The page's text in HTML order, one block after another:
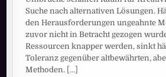
Suche nach alternativen Lösungen.
den Herausforderungen ungeahnte
zuvor nicht in Betracht gezogen
Ressourcen knapper werden, sinkt
Toleranz gegenüber altbewährten,
Methoden. [...]